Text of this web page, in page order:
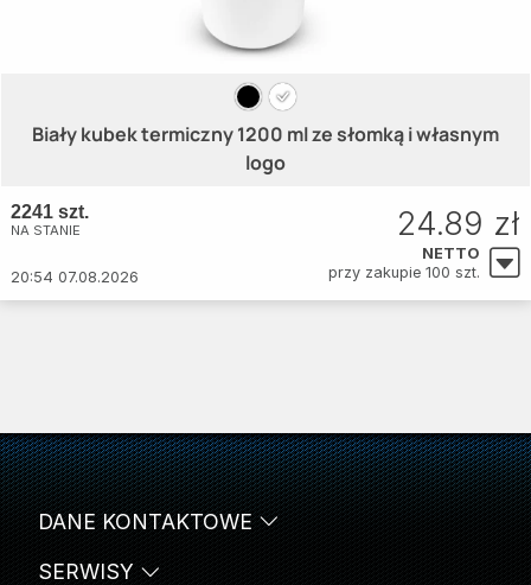
Biały kubek termiczny 1200 ml ze słomką i własnym
logo
2241 szt.
NA STANIE
20:54 07.08.2026
24.89 zł
NETTO
przy zakupie 100 szt.
SERWISY
DANE KONTAKTOWE